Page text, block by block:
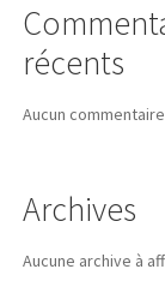
récents
Aucun
Archives
Aucune archive à